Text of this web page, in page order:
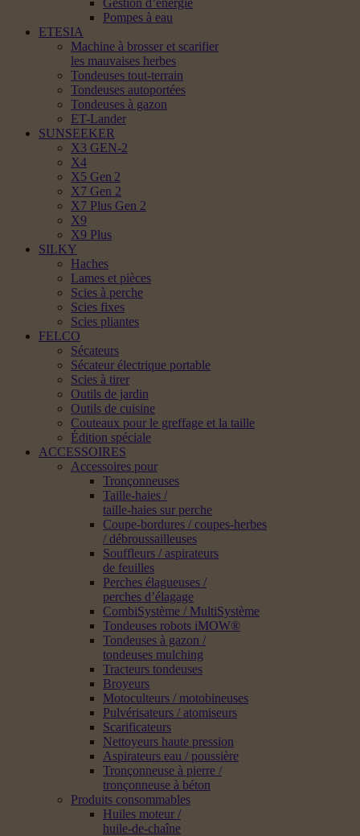
Gestion d’énergie
Pompes à eau
ETESIA
Machine à brosser et scarifier
les mauvaises herbes
Tondeuses tout-terrain
Tondeuses autoportées
Tondeuses à gazon
ET-Lander
SUNSEEKER
X3 GEN-2
X4
X5 Gen 2
X7 Gen 2
X7 Plus Gen 2
X9
X9 Plus
SILKY
Haches
Lames et pièces
Scies à perche
Scies fixes
Scies pliantes
FELCO
Sécateurs
Sécateur électrique portable
Scies à tirer
Outils de jardin
Outils de cuisine
Couteaux pour le greffage et la taille
Édition spéciale
ACCESSOIRES
Accessoires pour
Tronçonneuses
Taille-haies /
taille-haies sur perche
Coupe-bordures / coupes-herbes
/ débroussailleuses
Souffleurs / aspirateurs
de feuilles
Perches élagueuses /
perches d’élagage
CombiSystème / MultiSystème
Tondeuses robots iMOW®
Tondeuses à gazon /
tondeuses mulching
Tracteurs tondeuses
Broyeurs
Motoculteurs / motobineuses
Pulvérisateurs / atomiseurs
Scarificateurs
Nettoyeurs haute pression
Aspirateurs eau / poussière
Tronçonneuse à pierre /
tronçonneuse à béton
Produits consommables
Huiles moteur /
huile-de-chaîne